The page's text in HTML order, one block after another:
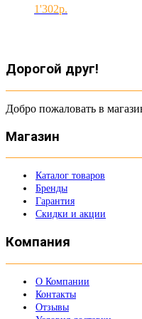
1'302
Дорогой друг!
Добро пожаловать в
Магазин
Каталог товаров
Бренды
Гарантия
Скидки и акции
Компания
О Компании
Контакты
Отзывы